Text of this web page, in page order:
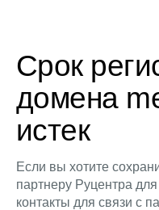
Срок
домена
истек
Если вы хотите
партнеру Руцентра
контакты для связи с